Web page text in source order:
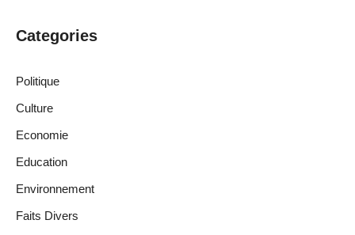
Categories
Politique
Culture
Economie
Education
Environnement
Faits Divers